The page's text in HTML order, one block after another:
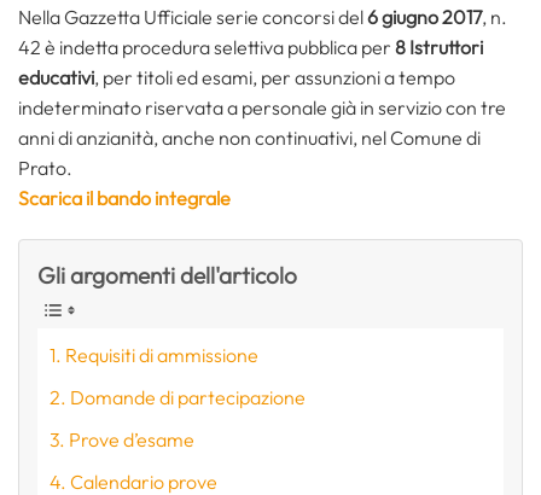
Nella Gazzetta Ufficiale serie concorsi del6 giugno 2017, n.
42 è indetta procedura selettiva pubblica per 8 Istruttori
educativi, per titoli ed esami, per assunzioni a tempo
indeterminato riservata a personale già in servizio con tre
anni di anzianità, anche non continuativi, nel Comune di
Prato.
Scarica il bando integrale
Gli argomenti dell'articolo
Requisiti di ammissione
Domande di partecipazione
Prove d’esame
Calendario prove